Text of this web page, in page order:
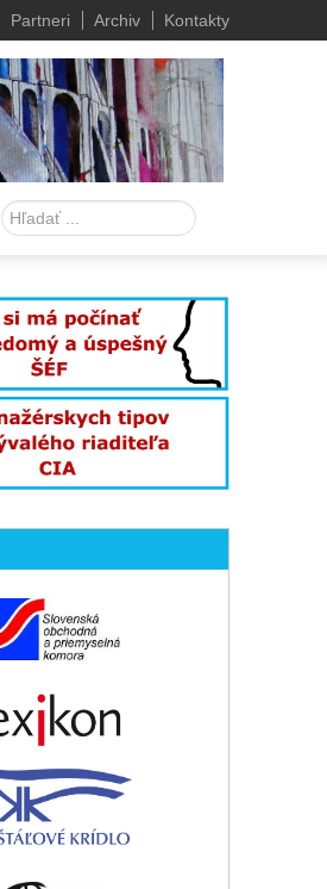
Partneri Archiv Kontakty
Hľadať